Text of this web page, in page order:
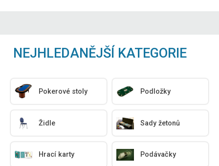
NEJHLEDANĚJŠÍ KATEGORIE
Pokerové stoly Podložky
Židle Sady žetonů
Hrací karty Podávačky